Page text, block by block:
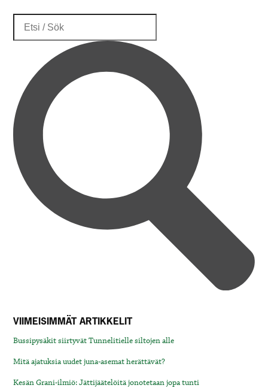
VIIMEISIMMÄT ARTIKKELIT
Bussipysäkit siirtyvät Tunnelitielle siltojen alle
Mitä ajatuksia uudet juna-asemat herättävät?
Kesän Grani-ilmiö: Jättijäätelöitä jonotetaan jopa tunti